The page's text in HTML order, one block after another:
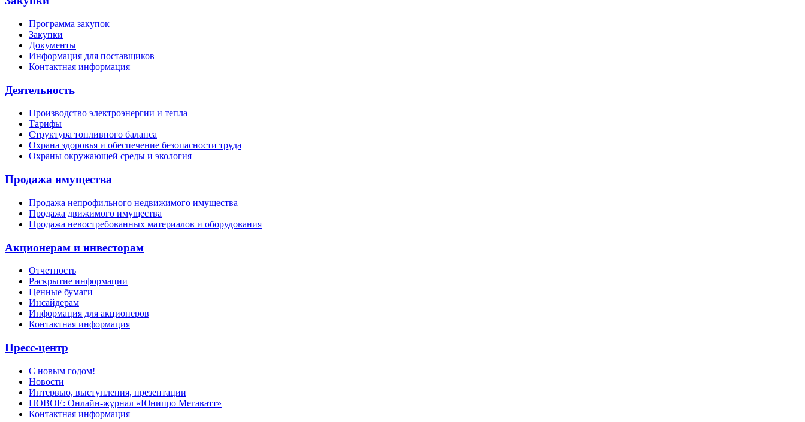
Программа закупок
Закупки
Документы
Информация для поставщиков
Контактная информация
Деятельность
Производство электроэнергии и тепла
Тарифы
Структура топливного баланса
Охрана здоровья и обеспечение безопасности труда
Охраны окружающей среды и экология
Продажа имущества
Продажа непрофильного недвижимого имущества
Продажа движимого имущества
Продажа невостребованных материалов и оборудования
Акционерам и инвесторам
Отчетность
Раскрытие информации
Ценные бумаги
Инсайдерам
Информация для акционеров
Контактная информация
Пресс-центр
С новым годом!
Новости
Интервью, выступления, презентации
НОВОЕ: Онлайн-журнал «Юнипро Мегаватт»
Контактная информация